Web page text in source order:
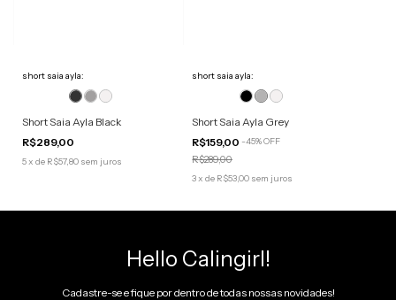
short saia ayla:
Short Saia Ayla Black
R$289,00
5x de R$57,80 sem juros
short saia ayla:
Short Saia Ayla Grey
R$159,00 -45%OFF
R$289,00
3xde R$53,00 sem juros
Hello Calingirl!
Cadastre-se e fique por dentro de todas nossas novidades!